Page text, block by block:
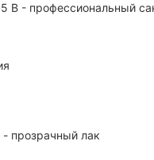
B - профессиональный
прозрачный лак